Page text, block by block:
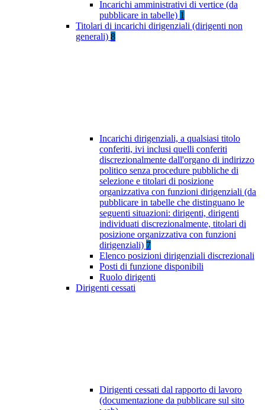
Incarichi amministrativi di vertice (da
pubblicare in tabelle) 1
Titolari di incarichi dirigenziali (dirigenti non
generali) 8
Incarichi dirigenziali, a qualsiasi titolo
conferiti, ivi inclusi quelli conferiti
discrezionalmente dall'organo di indirizzo
politico senza procedure pubbliche di
selezione e titolari di posizione
organizzativa con funzioni dirigenziali (da
pubblicare in tabelle che distinguano le
seguenti situazioni: dirigenti, dirigenti
individuati discrezionalmente, titolari di
posizione organizzativa con funzioni
dirigenziali) 7
Elenco posizioni dirigenziali discrezionali
Posti di funzione disponibili
Ruolo dirigenti
Dirigenti cessati
Dirigenti cessati dal rapporto di lavoro
(documentazione da pubblicare sul sito